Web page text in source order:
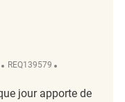
ReqId
REQ139579
jour apporte de